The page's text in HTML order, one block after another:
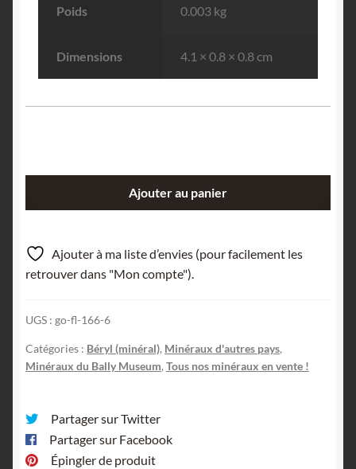
Poids 0.003 kg
Dimensions 4.1 × 0.8 × 0.8 cm
(Béryl),
Ceylan
(Sri
Ajouter au panier
Ajouter à ma liste d’envies (pour facilement les
retrouver dans "Mon compte").
UGS : go-fl-166-6
Catégories : Béryl (minéral), Minéraux d'autres pays,
Minéraux du Bally Museum, Tous nos minéraux en vente !
Partager sur Twitter
Partager sur Facebook
Épingler de produit